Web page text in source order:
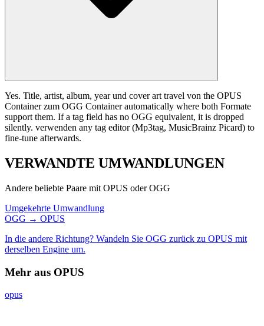
Yes. Title, artist, album, year und cover art travel von the OPUS
Container zum OGG Container automatically where both Formate
support them. If a tag field has no OGG equivalent, it is dropped
silently. verwenden any tag editor (Mp3tag, MusicBrainz Picard) to
fine-tune afterwards.
VERWANDTE UMWANDLUNGEN
Andere beliebte Paare mit OPUS oder OGG
Umgekehrte Umwandlung
OGG → OPUS
In die andere Richtung? Wandeln Sie OGG zurück zu OPUS mit
derselben Engine um.
Mehr aus OPUS
opus